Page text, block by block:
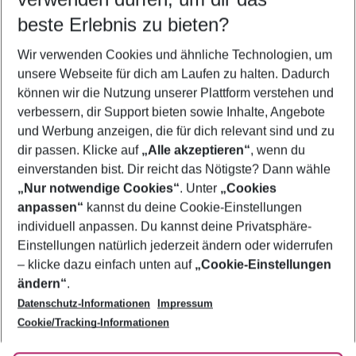
5-8 Nächte
2 Erwachsene Keine Kinder
Mehr Filter anzeigen
Footer
Footer navigation
Über uns
AGB
Bestpreisgarantie
Cookie-Einstellungen ändern
Cookie-Richtlinie
Agenturbetreuung
Barrierefreies Reisen
Folge uns
beste Erlebnis zu bieten?
Wir verwenden Cookies und ähnliche Technologien, um
unsere Webseite für dich am Laufen zu halten. Dadurch
können wir die Nutzung unserer Plattform verstehen und
verbessern, dir Support bieten sowie Inhalte, Angebote
und Werbung anzeigen, die für dich relevant sind und zu
dir passen. Klicke auf „Alle akzeptieren“, wenn du
einverstanden bist. Dir reicht das Nötigste? Dann wähle
„Nur notwendige Cookies“. Unter „Cookies
anpassen“ kannst du deine Cookie-Einstellungen
individuell anpassen. Du kannst deine Privatsphäre-
Einstellungen natürlich jederzeit ändern oder widerrufen
– klicke dazu einfach unten auf „Cookie-Einstellungen
ändern“.
Datenschutz-Informationen
Impressum
Cookie/Tracking-Informationen